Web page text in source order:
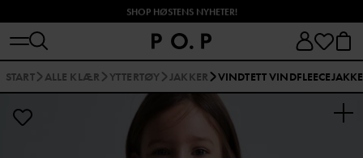
SHOP HØSTENS NYHETER!
START ALLE KLÆR YTTERTØY JAKKER VINDTETT VINDFLEECEJAKKE